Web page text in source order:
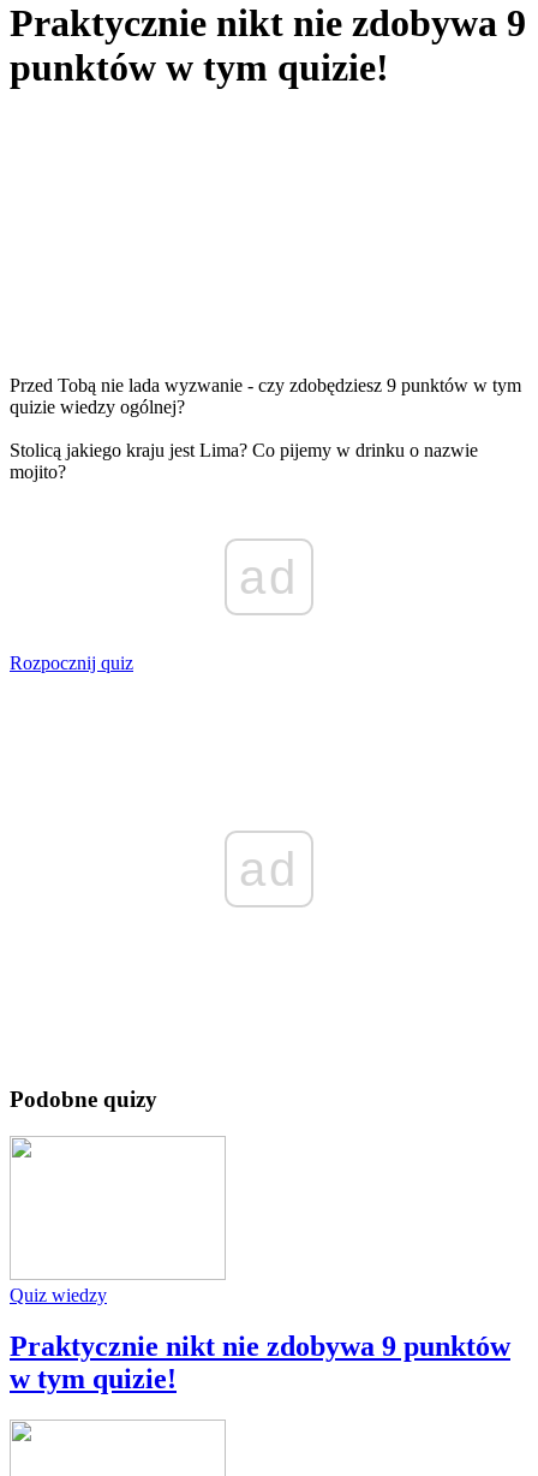
Praktycznie nikt nie zdobywa 9
punktów w tym quizie!
Przed Tobą nie lada wyzwanie - czy zdobędziesz 9 punktów w tym
quizie wiedzy ogólnej?
Stolicą jakiego kraju jest Lima? Co pijemy w drinku o nazwie
mojito?
ad
Rozpocznij quiz
ad
Podobne quizy
Quiz wiedzy
Praktycznie nikt nie zdobywa 9 punktów
w tym quizie!